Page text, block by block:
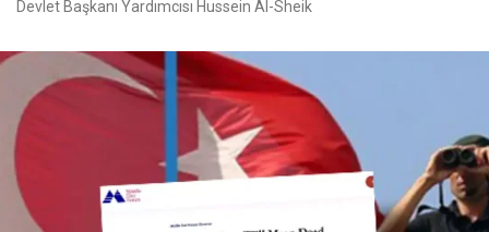
Devlet Başkanı Yardımcısı Hussein Al-Sheik